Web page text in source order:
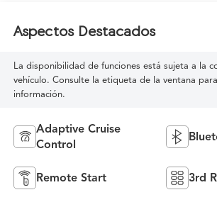
Aspectos Destacados
La disponibilidad de funciones está sujeta a la
vehículo. Consulte la etiqueta de la ventana
información.
Adaptive Cruise
Control
Remote Start 3rd